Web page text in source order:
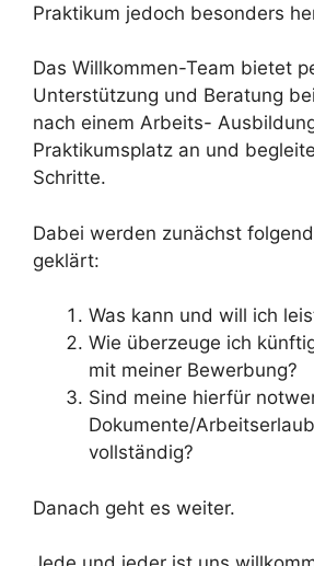
Praktikum jedoch besonders
Das Willkommen-Team bietet
Unterstützung und Beratung
nach einem Arbeits-
Praktikumsplatz an und
Schritte.
Dabei werden zunächst
geklärt:
Was kann und will ich
Wie überzeuge ich
mit meiner Bewerbung?
Sind meine hierfür
Dokumente/
vollständig?
Danach geht es weiter.